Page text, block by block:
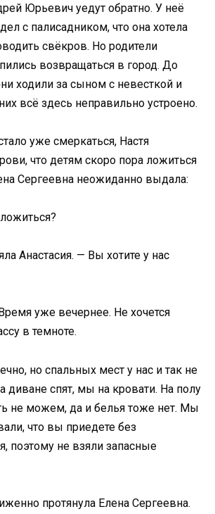
Юрьевич уедут обратно. У неё
с палисадником, что она хотела
свёкров. Но родители
возвращаться в город. До
ходили за сыном с невесткой и
всё здесь неправильно устроено.
уже смеркаться, Настя
что детям скоро пора ложиться
Сергеевна неожиданно выдала:
Анастасия. — Вы хотите у нас
уже вечернее. Не хочется
в темноте.
но спальных мест у нас и так не
диване спят, мы на кровати. На полу
не можем, да и белья тоже нет. Мы
что вы приедете без
поэтому не взяли запасные
протянула Елена Сергеевна.